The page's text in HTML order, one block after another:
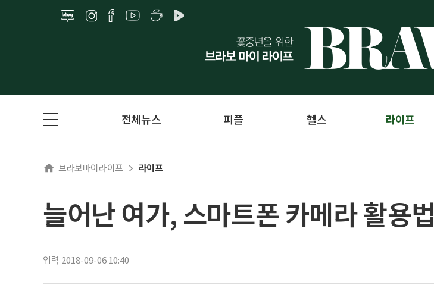
전체뉴스 피플 헬스 라이프
브라보마이라이프 라이프
늘어난 여가, 스마트폰 카메라 활용법
입력 2018-09-06 10:40